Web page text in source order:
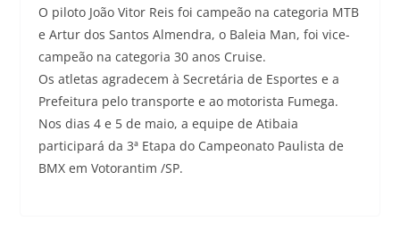
O piloto João Vitor Reis foi campeão na categoria MTB
e Artur dos Santos Almendra, o Baleia Man, foi vice-
campeão na categoria 30 anos Cruise.
Os atletas agradecem à Secretária de Esportes e a
Prefeitura pelo transporte e ao motorista Fumega.
Nos dias 4 e 5 de maio, a equipe de Atibaia
participará da 3ª Etapa do Campeonato Paulista de
BMX em Votorantim /SP.